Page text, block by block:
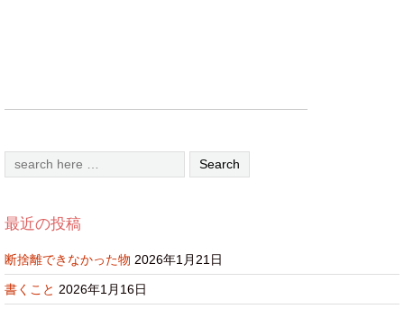
最近の投稿
断捨離できなかった物 2026年1月21日
書くこと 2026年1月16日